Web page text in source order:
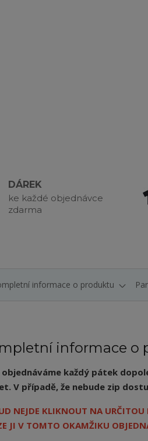
DÁREK
ke každé objednávce
zdarma
informace o produktu
informace o
každý pátek
V případě, že nebude zip
NEJDE KLIKNOUT NA
JI V TOMTO OKAMŽIKU